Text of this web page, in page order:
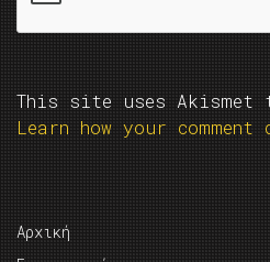
This site uses Akismet
Learn how your
Αρχική